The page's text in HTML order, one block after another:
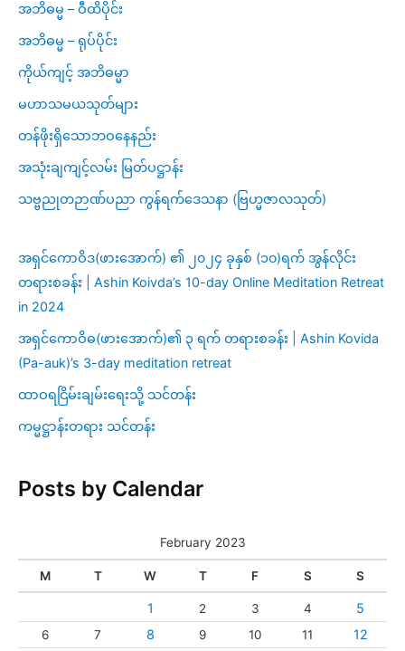
အဘိဓမ္မ – ဝီထိပိုင်း
အဘိဓမ္မ – ရုပ်ပိုင်း
ကိုယ်ကျင့် အဘိဓမ္မာ
မဟာသမယသုတ်များ
တန်ဖိုးရှိသောဘဝနေနည်း
အသုံးချကျင့်လမ်း မြတ်ပဋ္ဌာန်း
သဗ္ဗညုတဉာဏ်ပညာ ကွန်ရက်ဒေသနာ (ဗြဟ္မဇာလသုတ်)
အရှင်ကောဝိဒ(ဖားအောက်) ၏ ၂၀၂၄ ခုနှစ် (၁၀)ရက် အွန်လိုင်း
တရားစခန်း | Ashin Koivda’s 10-day Online Meditation Retreat
in 2024
အရှင်ကောဝိဓ(ဖားအောက်)၏ ၃ ရက် တရားစခန်း | Ashin Kovida
(Pa-auk)’s 3-day meditation retreat
ထာဝရငြိမ်းချမ်းရေးသို့ သင်တန်း
ကမ္မဋ္ဌာန်းတရား သင်တန်း
Posts by Calendar
February 2023
M T W T F S S
1 2 3 4 5
6 7 8 9 10 11 12